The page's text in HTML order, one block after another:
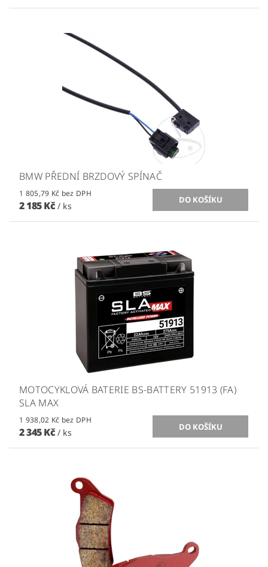
BMW PŘEDNÍ BRZDOVÝ SPÍNAČ
1 805,79 Kč bez DPH
2 185 Kč / ks
MOTOCYKLOVÁ BATERIE BS-BATTERY 51913 (FA)
SLA MAX
1 938,02 Kč bez DPH
2 345 Kč / ks